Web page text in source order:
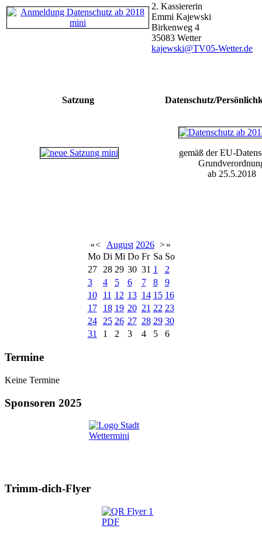
2. Kassiererin
Emmi Kajewski
Birkenweg 4
35083 Wetter
kajewski@TV05-Wetter.de
Satzung Datenschutz/
gemäß der EU-
ab 25.5.2018
«< August 2026 >»
Mo Di Mi Do Fr Sa So
27
28 29 30 31 1
2
3
4 5 6 7 8
9
10
11 12 13 14 15 16
17
18 19 20 21 22 23
24
25 26 27 28 29 30
31
1 2 3 4 5 6
Termine
Keine Termine
Sponsoren 2025
Trimm-dich-Flyer